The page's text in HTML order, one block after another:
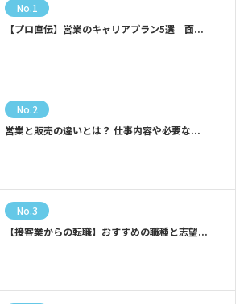
No.1
【プロ直伝】営業のキャリアプラン5選｜面...
No.2
営業と販売の違いとは？ 仕事内容や必要な...
No.3
【接客業からの転職】おすすめの職種と志望...